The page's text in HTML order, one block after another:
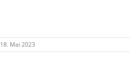
18. Mai 2023